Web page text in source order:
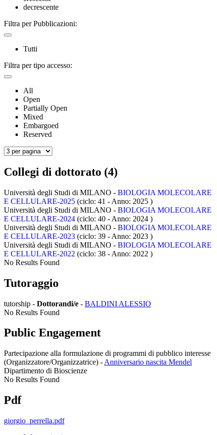
decrescente
Filtra per Pubblicazioni:
Tutti
Filtra per tipo accesso:
All
Open
Partially Open
Mixed
Embargoed
Reserved
Collegi di dottorato (4)
Università degli Studi di MILANO - BIOLOGIA MOLECOLARE
E CELLULARE-2025 (ciclo: 41 - Anno: 2025 )
Università degli Studi di MILANO - BIOLOGIA MOLECOLARE
E CELLULARE-2024 (ciclo: 40 - Anno: 2024 )
Università degli Studi di MILANO - BIOLOGIA MOLECOLARE
E CELLULARE-2023 (ciclo: 39 - Anno: 2023 )
Università degli Studi di MILANO - BIOLOGIA MOLECOLARE
E CELLULARE-2022 (ciclo: 38 - Anno: 2022 )
No Results Found
Tutoraggio
tutorship - Dottorandi/e - BALDINI ALESSIO
No Results Found
Public Engagement
Partecipazione alla formulazione di programmi di pubblico interesse
(Organizzatore/Organizzatrice) - Anniversario nascita Mendel
Dipartimento di Bioscienze
No Results Found
Pdf
giorgio_perrella.pdf